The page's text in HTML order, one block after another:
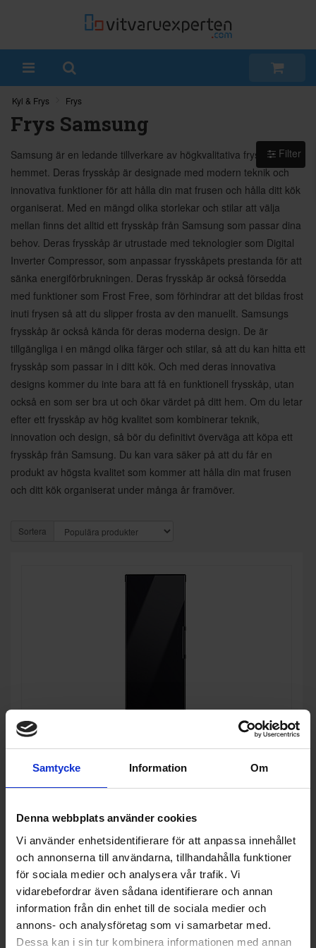
Samtycke Information Om
Denna webbplats använder cookies
Vi använder enhetsidentifierare för att anpassa innehållet
och annonserna till användarna, tillhandahålla funktioner
för sociala medier och analysera vår trafik. Vi
vidarebefordrar även sådana identifierare och annan
information från din enhet till de sociala medier och
annons- och analysföretag som vi samarbetar med.
Dessa kan i sin tur kombinera informationen med annan
Kyl & Frys Frys
Frys Samsung
Samsung är en ledande tillverkare av högkvalitativa frysskåp för
hemmet. Deras frysskåp är designade med modern teknik och
innovativa funktioner för att hålla din mat frusen och hålla ditt kök
organiserat. Med en mängd olika storlekar och stilar att välja
mellan finns det alltid ett frysskåp från Samsung som passar dina
behov. Deras frysskåp är utrustade med teknologier som Digital
Inverter Compressor, som anpassar frysskåpets prestanda för att
sänka energiförbrukningen. Deras frysskåp är också försedda
med funktioner som Frost Free, som förhindrar att det bildas frost
inuti frysen så att du slipper frosta av den manuellt. Samsungs
frysskåp är också kända för deras moderna design. De är
tillgängliga i en mängd olika färger och stilar, så att du kan hitta ett
frysskåp som passar in i ditt kök. Och med deras innovativa
designs kommer du inte bara att få en funktionell frysskåp, utan
också en som ser bra ut och ökar värdet på ditt hem. Om du letar
efter ett frysskåp av hög kvalitet som kombinerar teknik,
innovation och design, så bör du definitivt överväga att köpa ett
frysskåp från Samsung. Du kan vara säker på att du får en
produkt av högsta kvalitet som kommer att hålla din mat frusen
och ditt kök organiserat under många år framöver.
Sortera
20%
Frysskåp
A
G
E
PRODUKTBLAD
Färg: Svart
Höjd (cm): 186
Bredd (cm): 59.5
13 596:-
16 990:-
KÖP
Filter